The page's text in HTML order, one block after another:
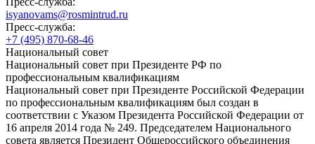
isyanovams@rosmintrud.ru
Пресс-служба:
+7 (495) 870-68-46
Национальный совет
Национальный совет при Президенте РФ по
профессиональным квалификациям
Национальный совет при Президенте Российской Федерации
по профессиональным квалификациям был создан в
соответствии с Указом Президента Российской Федерации от
16 апреля 2014 года № 249. Председателем Национального
совета является Президент Общероссийского объединения